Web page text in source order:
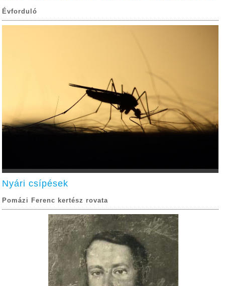
Évforduló
Nyári csípések
Pomázi Ferenc kertész rovata